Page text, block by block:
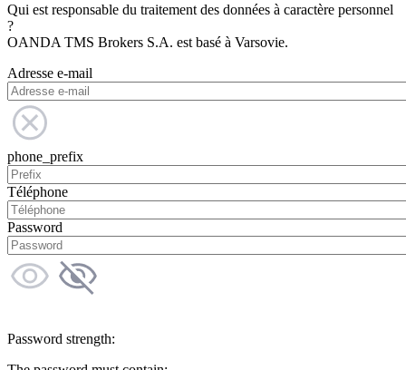
Qui est responsable du traitement des données à caractère personnel
?
OANDA TMS Brokers S.A. est basé à Varsovie.
Adresse e-mail
phone_prefix
Téléphone
Password
Password strength: